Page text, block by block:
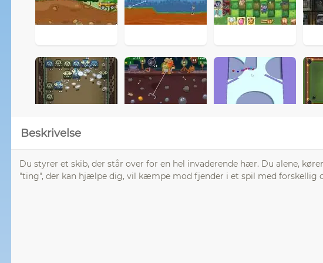
Beskrivelse
Du styrer et skib, der står over for en hel invaderende hær. Du alene,
"ting", der kan hjælpe dig, vil kæmpe mod fjender i et spil med forskellig